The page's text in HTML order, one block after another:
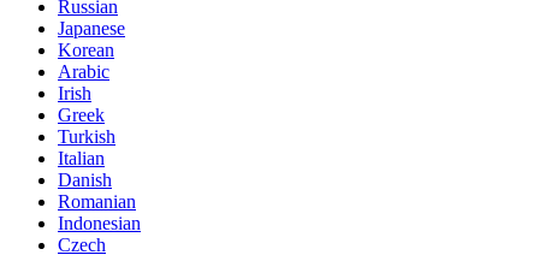
Russian
Japanese
Korean
Arabic
Irish
Greek
Turkish
Italian
Danish
Romanian
Indonesian
Czech